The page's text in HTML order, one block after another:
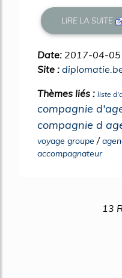
LIRE LA SUITE
Date: 2017-04-
Site :
Thèmes liés : liste
compagnie
compagnie d
voyage groupe /
accompagnateur
13